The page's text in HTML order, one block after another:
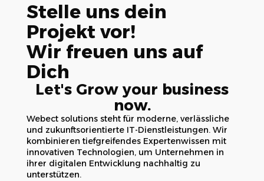
Stelle uns dein
Projekt vor!
Wir freuen uns auf
Dich
Let's Grow your business
now.
Webect solutions steht für moderne, verlässliche
und zukunftsorientierte IT-Dienstleistungen. Wir
kombinieren tiefgreifendes Expertenwissen mit
innovativen Technologien, um Unternehmen in
ihrer digitalen Entwicklung nachhaltig zu
unterstützen.